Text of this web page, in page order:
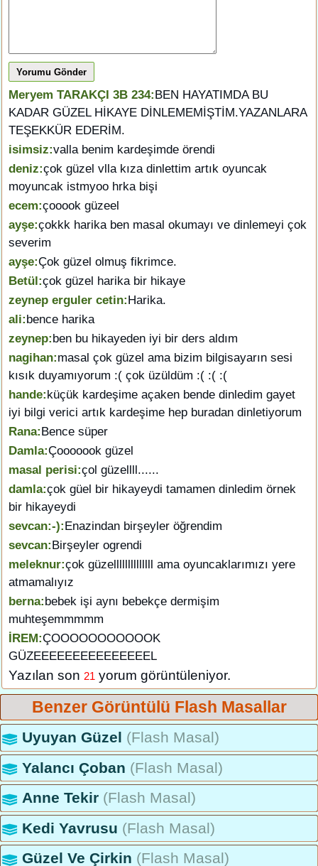
Yorumu Gönder
Meryem TARAKÇI 3B 234:BEN HAYATIMDA BU
KADAR GÜZEL HİKAYE DİNLEMEMİŞTİM.YAZANLARA
TEŞEKKÜR EDERİM.
isimsiz:valla benim kardeşimde örendi
deniz:çok güzel vlla kıza dinlettim artık oyuncak
moyuncak istmyoo hrka bişi
ecem:çooook güzeel
ayşe:çokkk harika ben masal okumayı ve dinlemeyi çok
severim
ayşe:Çok güzel olmuş fikrimce.
Betül:çok güzel harika bir hikaye
zeynep erguler cetin:Harika.
ali:bence harika
zeynep:ben bu hikayeden iyi bir ders aldım
nagihan:masal çok güzel ama bizim bilgisayarın sesi
kısık duyamıyorum :( çok üzüldüm :( :( :(
hande:küçük kardeşime açaken bende dinledim gayet
iyi bilgi verici artık kardeşime hep buradan dinletiyorum
Rana:Bence süper
Damla:Çooooook güzel
masal perisi:çol güzellll......
damla:çok güel bir hikayeydi tamamen dinledim örnek
bir hikayeydi
sevcan:-):Enazindan birşeyler öğrendim
sevcan:Birşeyler ogrendi
meleknur:çok güzellllllllllllll ama oyuncaklarımızı yere
atmamalıyız
berna:bebek işi aynı bebekçe dermişim
muhteşemmmmm
İREM:ÇOOOOOOOOOOOK
GÜZEEEEEEEEEEEEEEEL
Yazılan son 21 yorum görüntüleniyor.
Benzer Görüntülü Flash Masallar
Uyuyan Güzel (Flash Masal)
Yalancı Çoban (Flash Masal)
Anne Tekir (Flash Masal)
Kedi Yavrusu (Flash Masal)
Güzel Ve Çirkin (Flash Masal)